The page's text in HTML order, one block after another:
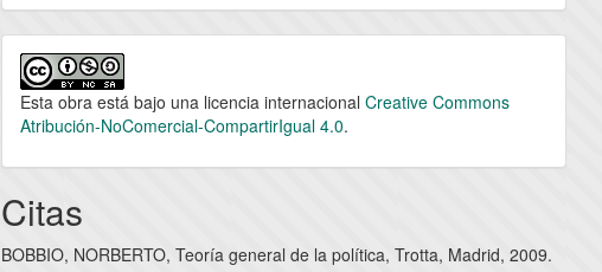
Esta obra está bajo una licencia internacionalCreative Commons
Atribución-NoComercial-CompartirIgual 4.0.
Citas
BOBBIO, NORBERTO, Teoría general de la política, Trotta, Madrid, 2009.